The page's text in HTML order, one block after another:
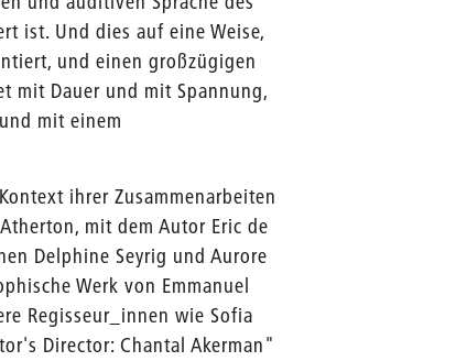
ist. Und dies auf eine Weise,
und einen großzügigen
mit Dauer und mit Spannung,
mit einem
ihrer Zusammenarbeiten
mit dem Autor Eric de
Delphine Seyrig und Aurore
Werk von Emmanuel
Regisseur_innen wie Sofia
Director: Chantal Akerman"